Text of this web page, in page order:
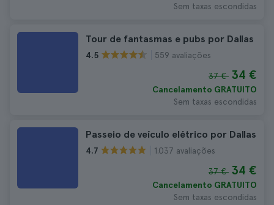
Sem taxas escondidas
Tour de fantasmas e pubs por Dallas
4.5 559 avaliações
37 € 34 €
Cancelamento GRATUITO
Sem taxas escondidas
Passeio de veículo elétrico por Dallas
4.7 1.037 avaliações
37 € 34 €
Cancelamento GRATUITO
Sem taxas escondidas